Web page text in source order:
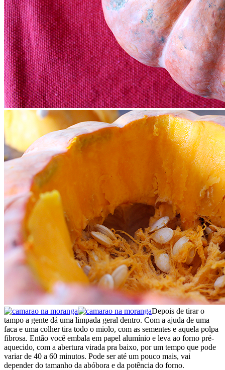
Depois de tirar o
tampo a gente dá uma limpada geral dentro. Com a ajuda de uma
faca e uma colher tira todo o miolo, com as sementes e aquela polpa
fibrosa. Então você embala em papel alumínio e leva ao forno pré-
aquecido, com a abertura virada pra baixo, por um tempo que pode
variar de 40 a 60 minutos. Pode ser até um pouco mais, vai
depender do tamanho da abóbora e da potência do forno.